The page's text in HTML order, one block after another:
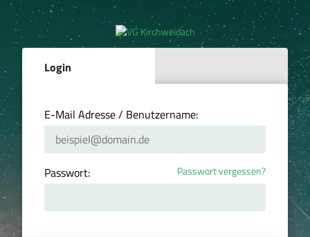
Login
E-Mail Adresse / Benutzername:
Passwort: Passwort vergessen?